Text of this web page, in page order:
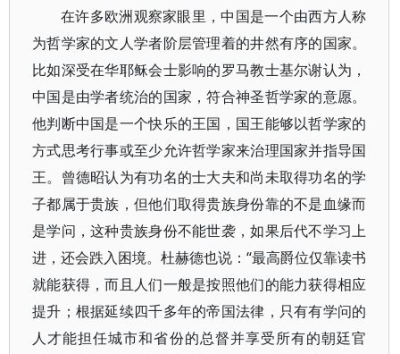
在许多欧洲观察家眼里，中国是一个由西方人称
为哲学家的文人学者阶层管理着的井然有序的国家。
比如深受在华耶稣会士影响的罗马教士基尔谢认为，
中国是由学者统治的国家，符合神圣哲学家的意愿。
他判断中国是一个快乐的王国，国王能够以哲学家的
方式思考行事或至少允许哲学家来治理国家并指导国
王。曾德昭认为有功名的士大夫和尚未取得功名的学
子都属于贵族，但他们取得贵族身份靠的不是血缘而
是学问，这种贵族身份不能世袭，如果后代不学习上
进，还会跌入困境。杜赫德也说：“最高爵位仅靠读书
就能获得，而且人们一般是按照他们的能力获得相应
提升；根据延续四千多年的帝国法律，只有有学问的
人才能担任城市和省份的总督并享受所有的朝廷官